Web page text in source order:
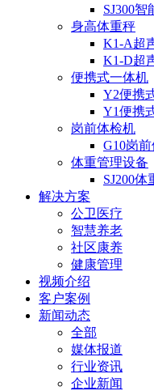
SJ300智
身高体重秤
K1-A超
K1-D超
便携式一体机
Y2便携
Y1便携
岗前体检机
G10岗
体重管理设备
SJ200
解决方案
公卫医疗
智慧养老
社区康养
健康管理
视频介绍
客户案例
新闻动态
全部
媒体报道
行业资讯
企业新闻